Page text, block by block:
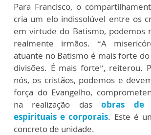
Para Francisco, o
cria um elo indissolúvel entre os
em virtude do Batismo, podemos
realmente irmãos. “A
atuante no Batismo é mais forte do
divisões. É mais forte”, reiterou.
nós, os cristãos, podemos e
força do Evangelho,
na realização dasobras de
espirituais e corporais. Este é
concreto de unidade.